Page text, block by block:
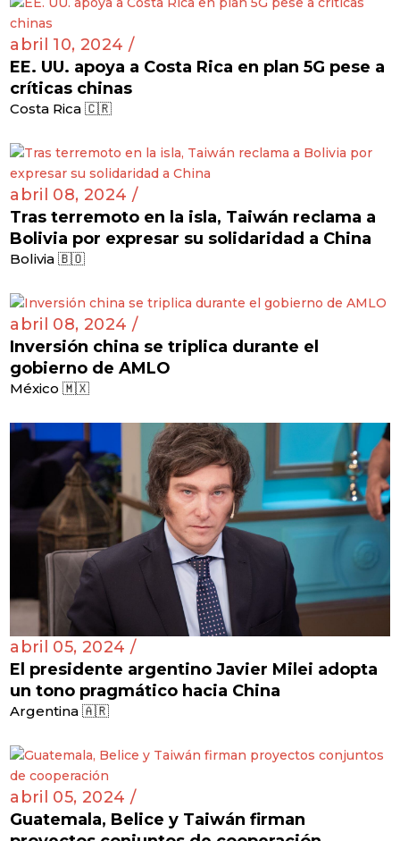
abril 10, 2024 /
EE. UU. apoya a Costa Rica en plan 5G pese a
críticas chinas
Costa Rica 🇨🇷
abril 08, 2024 /
Tras terremoto en la isla, Taiwán reclama a
Bolivia por expresar su solidaridad a China
Bolivia 🇧🇴
abril 08, 2024 /
Inversión china se triplica durante el
gobierno de AMLO
México 🇲🇽
abril 05, 2024 /
El presidente argentino Javier Milei adopta
un tono pragmático hacia China
Argentina 🇦🇷
abril 05, 2024 /
Guatemala, Belice y Taiwán firman